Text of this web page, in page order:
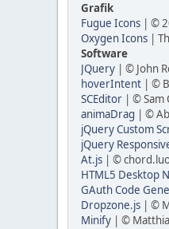
Grafik
Fugue Icons | ©
Oxygen Icons |
Software
JQuery | © John
hoverIntent | ©
SCEditor | © Sam
animaDrag | ©
jQuery Custom
jQuery
At.js | ©
HTML5 Desktop
GAuth Code
Dropzone.js | ©
Minify | ©